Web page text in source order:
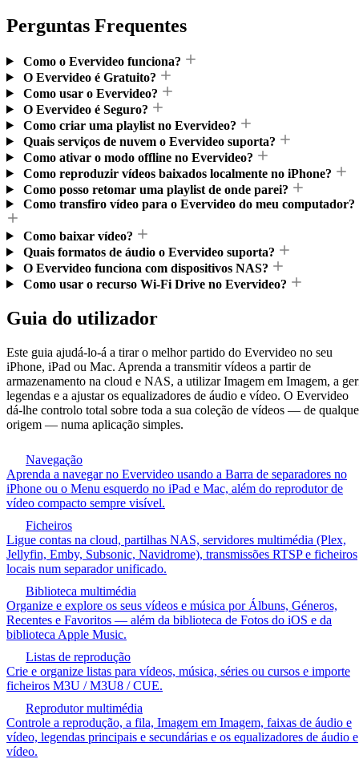
Perguntas Frequentes
Como o Evervideo funciona?
O Evervideo é Gratuito?
Como usar o Evervideo?
O Evervideo é Seguro?
Como criar uma playlist no Evervideo?
Quais serviços de nuvem o Evervideo suporta?
Como ativar o modo offline no Evervideo?
Como reproduzir vídeos baixados localmente no iPhone?
Como posso retomar uma playlist de onde parei?
Como transfiro vídeo para o Evervideo do meu computador?
Como baixar vídeo?
Quais formatos de áudio o Evervideo suporta?
O Evervideo funciona com dispositivos NAS?
Como usar o recurso Wi-Fi Drive no Evervideo?
Guia do utilizador
Este guia ajudá-lo-á a tirar o melhor partido do Evervideo no seu
iPhone, iPad ou Mac. Aprenda a transmitir vídeos a partir de
armazenamento na cloud e NAS, a utilizar Imagem em Imagem, a
legendas e a ajustar os equalizadores de áudio e vídeo. O Evervideo
dá-lhe controlo total sobre toda a sua coleção de vídeos — de
origem — numa aplicação simples.
Navegação
Aprenda a navegar no Evervideo usando a Barra de separadores no
iPhone ou o Menu esquerdo no iPad e Mac, além do reprodutor de
vídeo compacto sempre visível.
Ficheiros
Ligue contas na cloud, partilhas NAS, servidores multimédia (Plex,
Jellyfin, Emby, Subsonic, Navidrome), transmissões RTSP e ficheiros
locais num separador unificado.
Biblioteca multimédia
Organize e explore os seus vídeos e música por Álbuns, Géneros,
Recentes e Favoritos — além da biblioteca de Fotos do iOS e da
biblioteca Apple Music.
Listas de reprodução
Crie e organize listas para vídeos, música, séries ou cursos e importe
ficheiros M3U / M3U8 / CUE.
Reprodutor multimédia
Controle a reprodução, a fila, Imagem em Imagem, faixas de áudio e
vídeo, legendas principais e secundárias e os equalizadores de áudio e
vídeo.